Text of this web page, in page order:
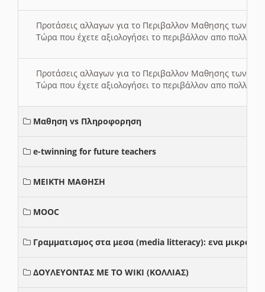
Προτάσεις αλλαγων για το Περιβαλλον Μαθησης των
Τώρα που έχετε αξιολογήσει το περιβάλλον απο πολλές
Προτάσεις αλλαγων για το Περιβαλλον Μαθησης των
Τώρα που έχετε αξιολογήσει το περιβάλλον απο πολλές
Μαθηση vs Πληροφορηση
e-twinning for future teachers
ΜΕΙΚΤΗ ΜΑΘΗΣΗ
MOOC
Γραμματισμος στα μεσα (media litteracy): ενα μικρο
ΔΟΥΛΕΥΟΝΤΑΣ ΜΕ ΤΟ WIKI (ΚΟΛΛΙΑΣ)